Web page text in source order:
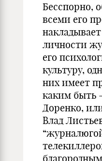
Бесспорно,
всеми его
личности
его
культуру,
них имеет
каким быть
Доренко,
Влад
благородным